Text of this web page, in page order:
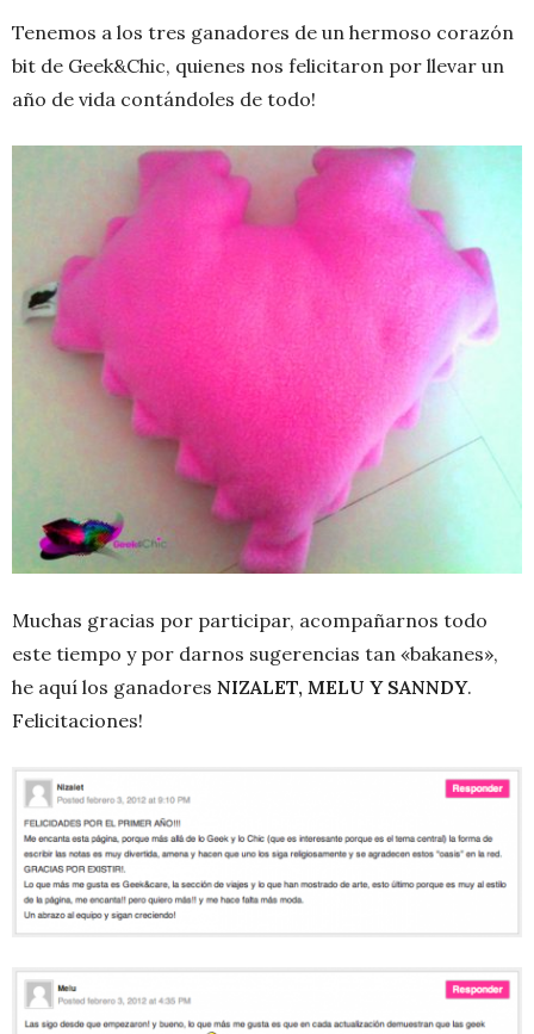
Tenemos a los tres ganadores de un hermoso corazón
bit de Geek&Chic, quienes nos felicitaron por llevar un
año de vida contándoles de todo!
Muchas gracias por participar, acompañarnos todo
este tiempo y por darnos sugerencias tan «bakanes»,
he aquí los ganadores NIZALET, MELU Y SANNDY.
Felicitaciones!